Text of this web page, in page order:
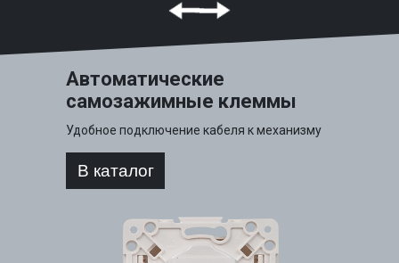
Удобное подключение кабеля к механизму
Автоматические
самозажимные клеммы
В каталог